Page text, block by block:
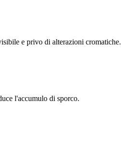
e privo di alterazioni cromatiche.
l'accumulo di sporco.